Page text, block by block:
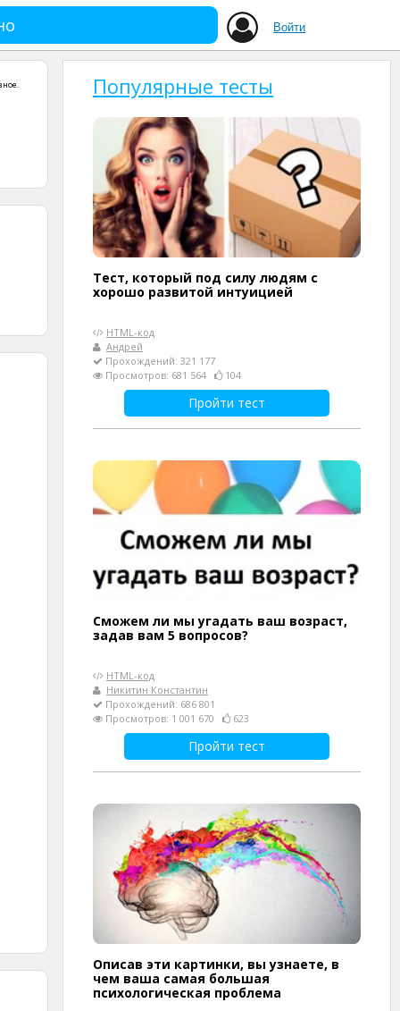
Войти
. Популярные тесты
Тест, который под силу людям с
хорошо развитой интуицией
HTML-код
Андрей
Прохождений: 321 177
Просмотров: 681 564
104
Пройти тест
Сможем ли мы угадать ваш возраст,
задав вам 5 вопросов?
HTML-код
Никитин Константин
Прохождений: 686 801
Просмотров: 1 001 670
623
Пройти тест
Описав эти картинки, вы узнаете, в
чем ваша самая большая
психологическая проблема